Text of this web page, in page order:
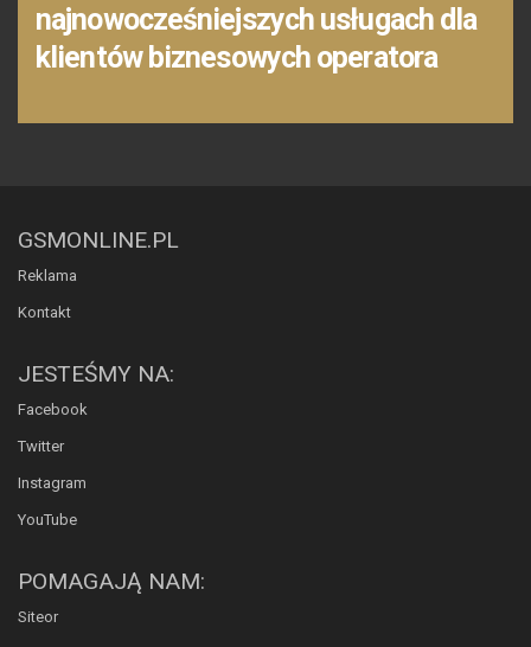
najnowocześniejszych usługach dla
klientów biznesowych operatora
GSMONLINE.PL
Reklama
Kontakt
JESTEŚMY NA:
Facebook
Twitter
Instagram
YouTube
POMAGAJĄ NAM:
Siteor